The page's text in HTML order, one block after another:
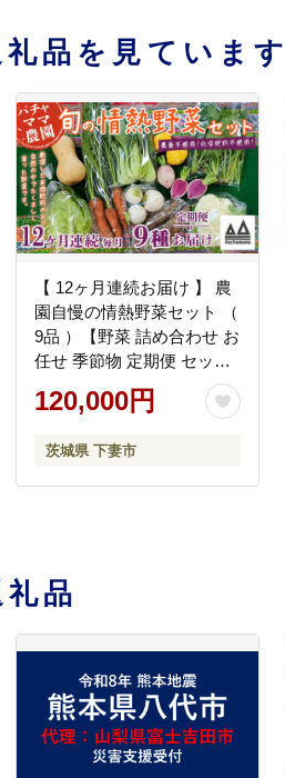
品を見ています
【 12ヶ月連続お届け 】 農
園自慢の情熱野菜セット （
9品 ）【野菜 詰め合わせ お
任せ 季節物 定期便 セット
山芋 パセリ わさび菜 ポッ
プコーン かぶ 人参 里芋 た
うれん草 春菊 大根 芽キャ
ベツ レタス じゃがいも さ
マン なすトマト かぼちゃ
】
120,000円
茨城県 下妻市
品